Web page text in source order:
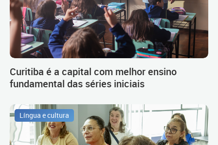
Curitiba é a capital com melhor ensino
fundamental das séries iniciais
Língua e cultura